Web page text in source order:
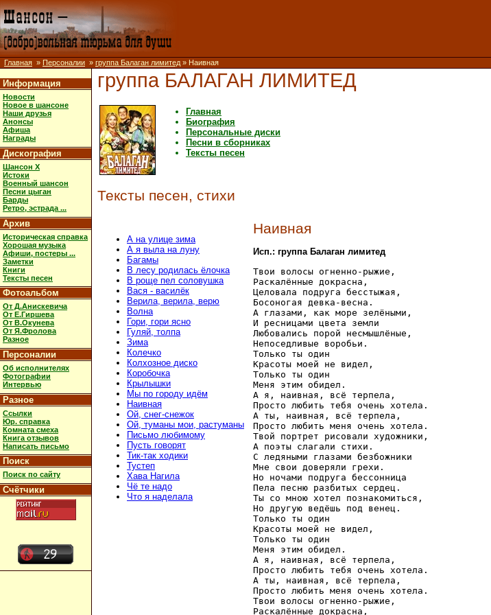
Главная » Персоналии » группа Балаган лимитед » Наивная
Информация
Новости
Новое в шансоне
Наши друзья
Анонсы
Афиша
Награды
Дискография
Шансон X
Истоки
Военный шансон
Песни цыган
Барды
Ретро, эстрада ...
Архив
Историческая справка
Хорошая музыка
Афиши, постеры ...
Заметки
Книги
Тексты песен
Фотоальбом
От Д.Анискевича
От Е.Гиршева
От В.Окунева
От Я.Фролова
Разное
Персоналии
Об исполнителях
Фотографии
Интервью
Разное
Ссылки
Юр. справка
Комната смеха
Книга отзывов
Написать письмо
Поиск
Поиск по сайту
Счётчики
группа БАЛАГАН ЛИМИТЕД
Главная
Биография
Персональные диски
Песни в сборниках
Тексты песен
Тексты песен, стихи
А на улице зима
А я выла на луну
Багамы
В лесу родилась ёлочка
В роще пел соловушка
Вася - василёк
Верила, верила, верю
Волна
Гори, гори ясно
Гуляй, толпа
Зима
Колечко
Колхозное диско
Коробочка
Крылышки
Мы по городу идём
Наивная
Ой, снег-снежок
Ой, туманы мои, растуманы
Письмо любимому
Пусть говорят
Тик-так ходики
Тустеп
Хава Нагила
Чё те надо
Что я наделала
Наивная
Исп.: группа Балаган лимитед
Твои волосы огненно-рыжие,
Раскалённые докрасна,
Целовала подруга бесстыжая,
Босоногая девка-весна.
А глазами, как море зелёными,
И ресницами цвета земли
Любовались порой несмышлёные,
Непоседливые воробьи.
Только ты один
Красоты моей не видел,
Только ты один
Меня этим обидел.
А я, наивная, всё терпела,
Просто любить тебя очень хотела.
А ты, наивная, всё терпела,
Просто любить меня очень хотела.
Твой портрет рисовали художники,
А поэты слагали стихи.
С ледяными глазами безбожники
Мне свои доверяли грехи.
Но ночами подруга бессонница
Пела песню разбитых сердец.
Ты со мною хотел познакомиться,
Но другую ведёшь под венец.
Только ты один
Красоты моей не видел,
Только ты один
Меня этим обидел.
А я, наивная, всё терпела,
Просто любить тебя очень хотела.
А ты, наивная, всё терпела,
Просто любить меня очень хотела.
Твои волосы огненно-рыжие,
Раскалённые докрасна,